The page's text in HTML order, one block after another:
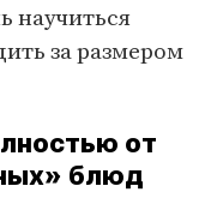
научиться
за размером
от
блюд